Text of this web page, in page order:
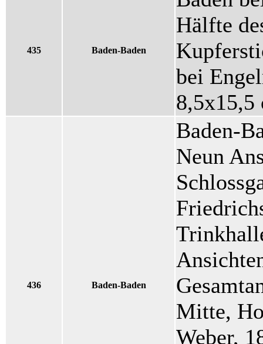
435 Baden-Baden
Hälfte
bei
8,5x15,5
436 Baden-Baden
Baden-
Neun
Mitte,
Weber,